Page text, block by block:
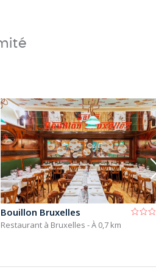
Bouillon Bruxelles
Restaurant à Bruxelles - À 0,7 km